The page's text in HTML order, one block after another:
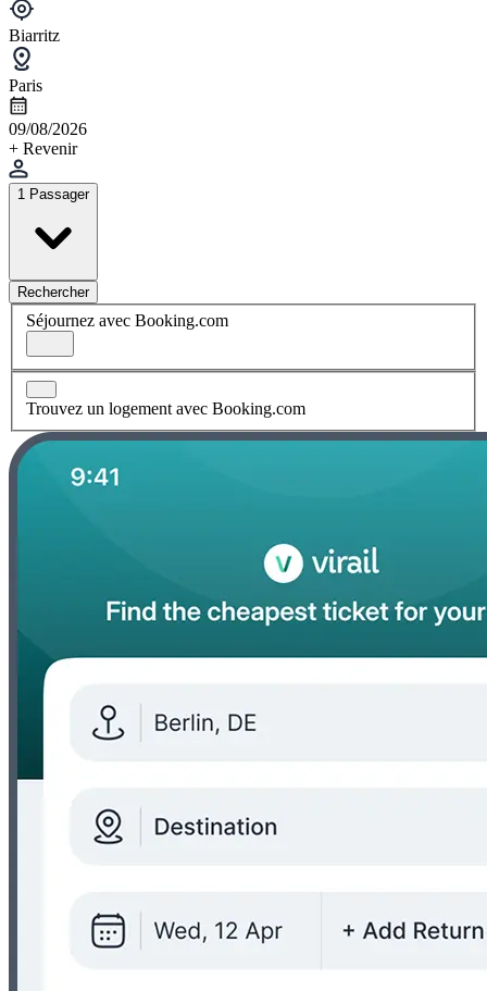
Biarritz
Paris
09/08/2026
+ Revenir
1 Passager
Rechercher
Séjournez avec Booking.com
Trouvez un logement avec Booking.com